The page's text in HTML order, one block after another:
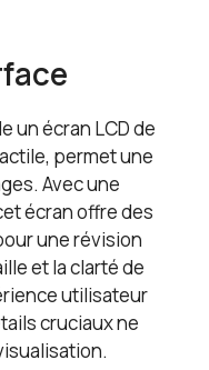
un écran LCD de
permet une
Avec une
écran offre des
une révision
et la clarté de
utilisateur
cruciaux ne